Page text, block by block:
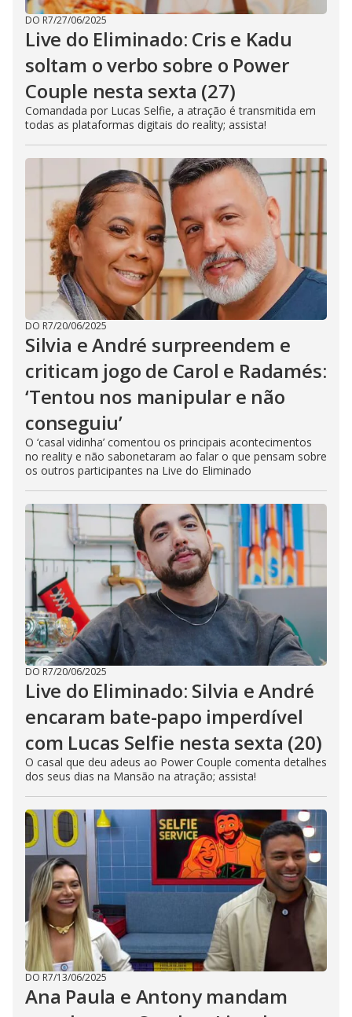
DO R7/27/06/2025
Live do Eliminado: Cris e Kadu
soltam o verbo sobre o Power
Couple nesta sexta (27)
Comandada por Lucas Selfie, a atração é transmitida em
todas as plataformas digitais do reality; assista!
DO R7/20/06/2025
Silvia e André surpreendem e
criticam jogo de Carol e Radamés:
‘Tentou nos manipular e não
conseguiu’
O ‘casal vidinha’ comentou os principais acontecimentos
no reality e não sabonetaram ao falar o que pensam sobre
os outros participantes na Live do Eliminado
DO R7/20/06/2025
Live do Eliminado: Silvia e André
encaram bate-papo imperdível
com Lucas Selfie nesta sexta (20)
O casal que deu adeus ao Power Couple comenta detalhes
dos seus dias na Mansão na atração; assista!
DO R7/13/06/2025
Ana Paula e Antony mandam